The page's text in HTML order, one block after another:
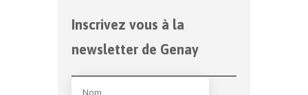
Inscrivez vous à la
newsletter de Genay